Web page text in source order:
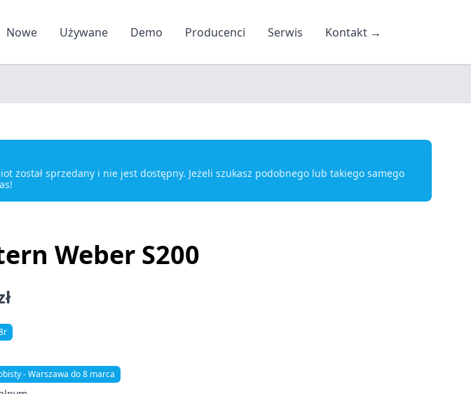
Nowe Używane Demo Producenci Serwis Kontakt →
został sprzedany i nie jest dostępny. Jeżeli szukasz podobnego lub takiego samego
Weber S200
- Warszawa do 8 marca